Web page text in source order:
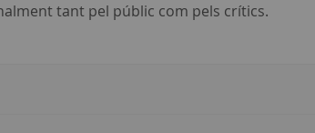
tant pel públic com pels crítics.